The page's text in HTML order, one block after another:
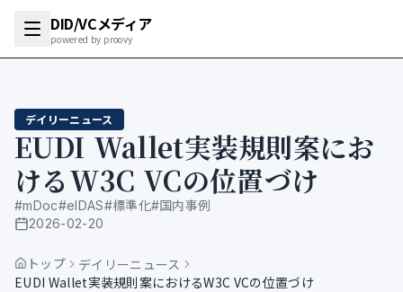
DID/VCメディア
powered by proovy
デイリーニュース
EUDI Wallet実装規則案にお
けるW3C VCの位置づけ
#mDoc#eIDAS#標準化#国内事例
公開日
2026-02-20
トップ
デイリーニュース
EUDI Wallet実装規則案におけるW3C VCの位置づけ